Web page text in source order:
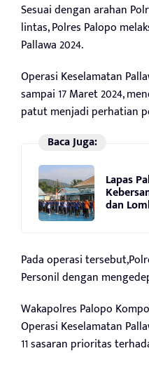
Sesuai dengan arahan
lintas, Polres Palopo
Pallawa 2024.
Operasi Keselamatan
sampai 17 Maret 2024,
patut menjadi perhatian
Baca Juga:
Lapas
dan
Pada operasi
Personil dengan
Wakapolres Palopo
Operasi Keselamatan
11 sasaran prioritas